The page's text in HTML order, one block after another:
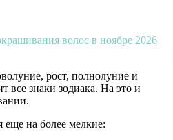
рост, полнолуние и
все знаки зодиака. На это и
еще на более мелкие: